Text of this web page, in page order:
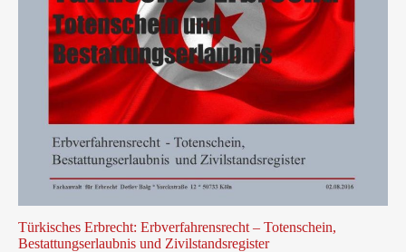
Türkisches Erbrecht: Erbverfahrensrecht – Totenschein,
Bestattungserlaubnis und Zivilstandsregister